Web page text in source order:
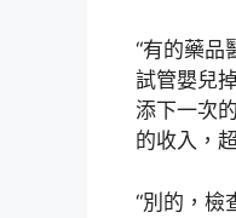
“有的藥品
試管嬰兒
添下一次
的收入，
“別的，檢